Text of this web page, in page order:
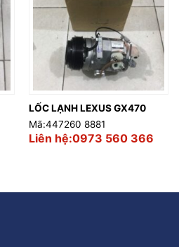
LỐC LẠNH LEXUS GX470
Mã:447260 8881
Liên hệ:0973 560 366